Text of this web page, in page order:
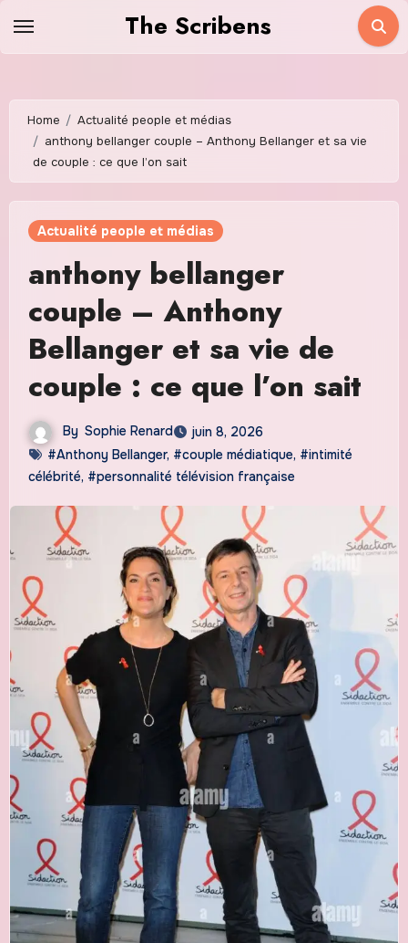
The Scribens
Home
Actualité people et médias
anthony bellanger couple – Anthony Bellanger et sa vie
de couple : ce que l’on sait
Actualité people et médias
anthony bellanger
couple – Anthony
Bellanger et sa vie de
couple : ce que l’on sait
By Sophie Renard
juin 8, 2026
#Anthony Bellanger, #couple médiatique, #intimité
célébrité, #personnalité télévision française